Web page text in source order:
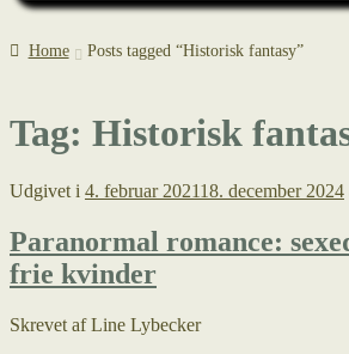
Home Posts tagged “Historisk fantasy”
Tag: Historisk
Udgivet i 4. februar 202118. december 2024
Paranormal romance:
frie kvinder
Skrevet af Line Lybecker